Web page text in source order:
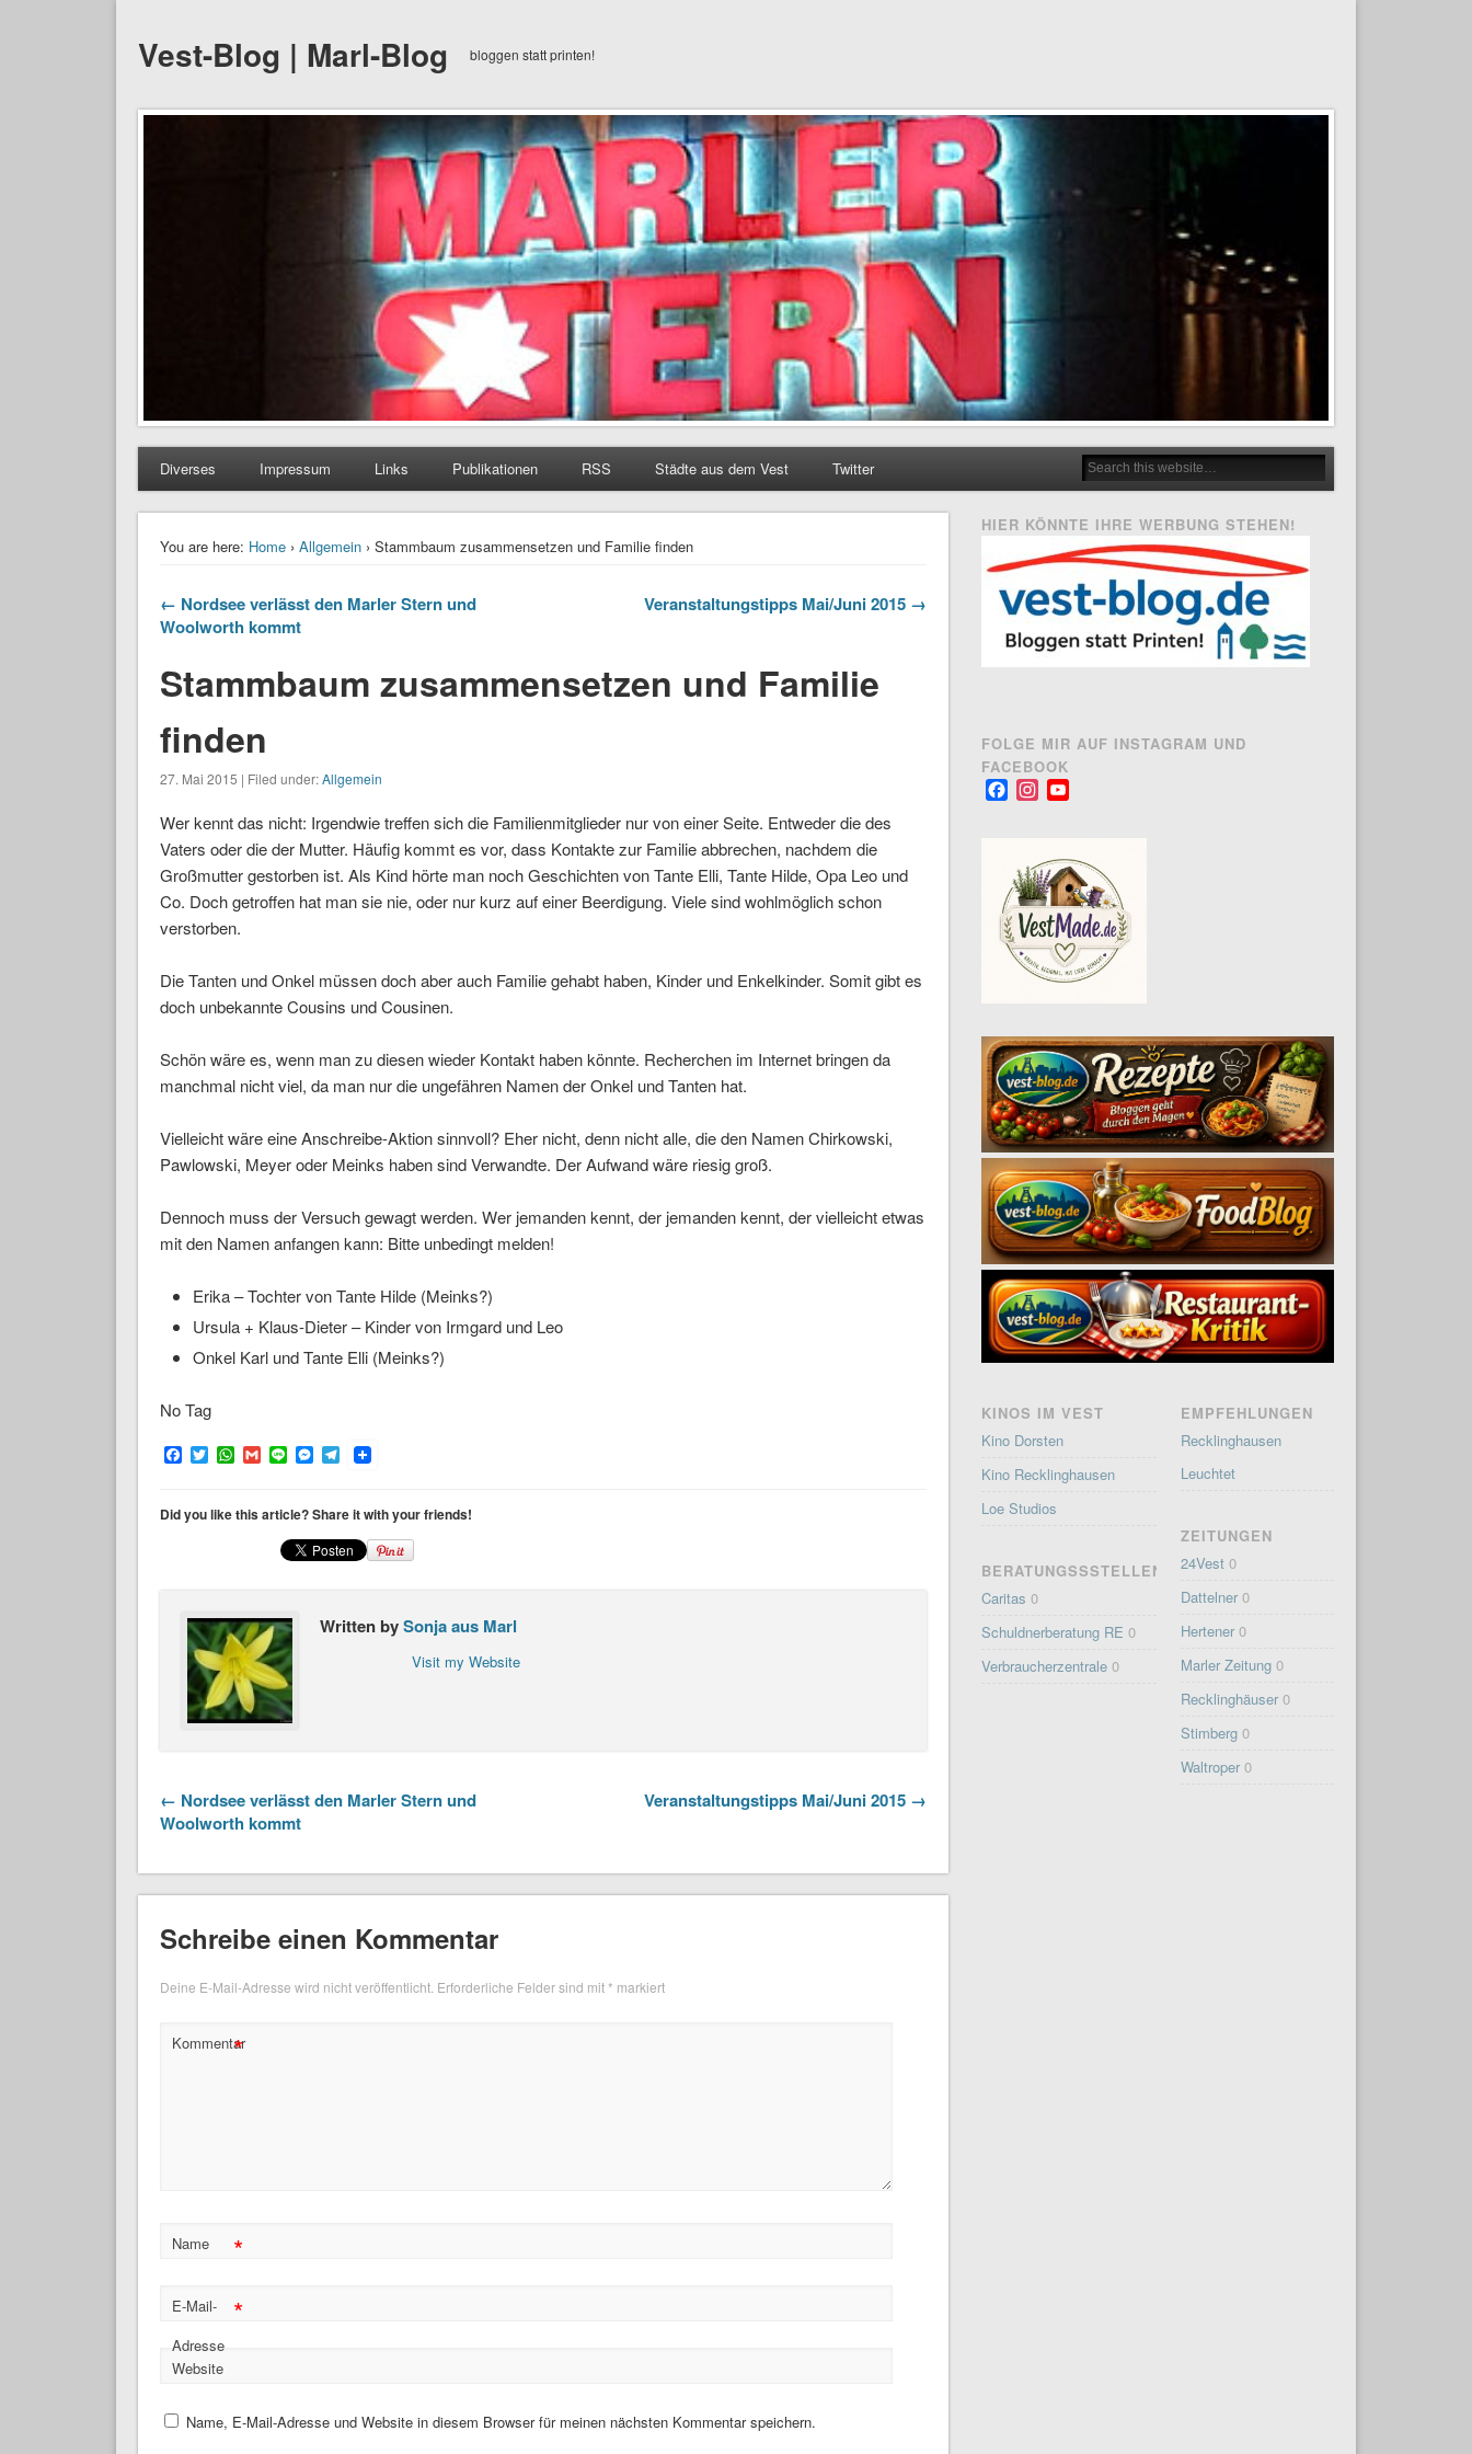
Vest-Blog | Marl-Blog bloggen statt printen!
Diverses Impressum Links Publikationen RSS Städte aus dem Vest Twitter
You are here: Home› Allgemein› Stammbaum zusammensetzen und Familie finden
← Nordsee verlässt den Marler Stern und
Woolworth kommt
Veranstaltungstipps Mai/Juni 2015 →
Stammbaum zusammensetzen und Familie
finden
27. Mai 2015 | Filed under:Allgemein
Wer kennt das nicht: Irgendwie treffen sich die Familienmitglieder nur von einer Seite. Entweder die des
Vaters oder die der Mutter. Häufig kommt es vor, dass Kontakte zur Familie abbrechen, nachdem die
Großmutter gestorben ist. Als Kind hörte man noch Geschichten von Tante Elli, Tante Hilde, Opa Leo und
Co. Doch getroffen hat man sie nie, oder nur kurz auf einer Beerdigung. Viele sind wohlmöglich schon
verstorben.
Die Tanten und Onkel müssen doch aber auch Familie gehabt haben, Kinder und Enkelkinder. Somit gibt es
doch unbekannte Cousins und Cousinen.
Schön wäre es, wenn man zu diesen wieder Kontakt haben könnte. Recherchen im Internet bringen da
manchmal nicht viel, da man nur die ungefähren Namen der Onkel und Tanten hat.
Vielleicht wäre eine Anschreibe-Aktion sinnvoll? Eher nicht, denn nicht alle, die den Namen Chirkowski,
Pawlowski, Meyer oder Meinks haben sind Verwandte. Der Aufwand wäre riesig groß.
Dennoch muss der Versuch gewagt werden. Wer jemanden kennt, der jemanden kennt, der vielleicht etwas
mit den Namen anfangen kann: Bitte unbedingt melden!
Erika – Tochter von Tante Hilde (Meinks?)
Ursula + Klaus-Dieter – Kinder von Irmgard und Leo
Onkel Karl und Tante Elli (Meinks?)
No Tag
Facebook
TwitterWhatsApp
Gmail
LineMessenger
Telegram
Did you like this article? Share it with your friends!
Written bySonja aus Marl
Visit my Website
← Nordsee verlässt den Marler Stern und
Woolworth kommt
Veranstaltungstipps Mai/Juni 2015 →
Schreibe einen Kommentar
Deine E-Mail-Adresse wird nicht veröffentlicht. Erforderliche Felder sind mit* markiert
Kommentar
*
Name *
E-Mail-
Adresse
*
Website
Name, E-Mail-Adresse und Website in diesem Browser für meinen nächsten Kommentar speichern.
HIER KÖNNTE IHRE WERBUNG STEHEN!
FOLGE MIR AUF INSTAGRAM UND
FACEBOOK
FacebookInstagram
KINOS IM VEST
Kino Dorsten
Kino Recklinghausen
Loe Studios
BERATUNGSSSTELLEN
Caritas 0
Schuldnerberatung RE 0
Verbraucherzentrale 0
EMPFEHLUNGEN
Recklinghausen
Leuchtet
ZEITUNGEN
24Vest 0
Dattelner 0
Hertener 0
Marler Zeitung 0
Recklinghäuser 0
Stimberg 0
Waltroper 0